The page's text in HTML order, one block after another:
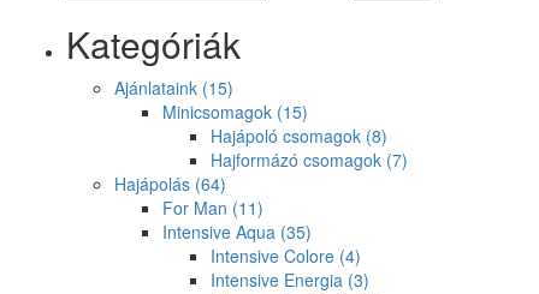
Kategóriák
Ajánlataink (15)
Minicsomagok (15)
Hajápoló csomagok (8)
Hajformázó csomagok (7)
Hajápolás (64)
For Man (11)
Intensive Aqua (35)
Intensive Colore (4)
Intensive Energia (3)